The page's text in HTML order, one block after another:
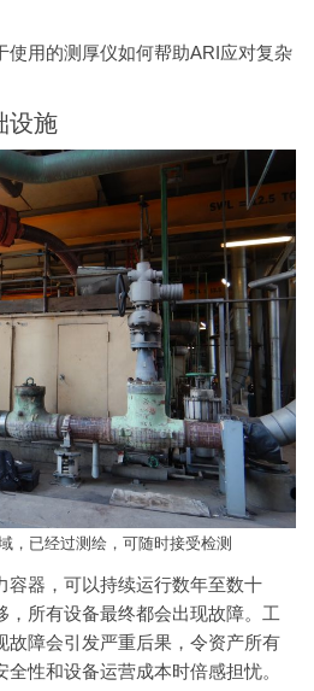
使用的测厚仪如何帮助ARI应对复杂
设施
，已经过测绘，可随时接受检测
容器，可以持续运行数年至数十
，所有设备最终都会出现故障。工
故障会引发严重后果，令资产所有
性和设备运营成本时倍感担忧。